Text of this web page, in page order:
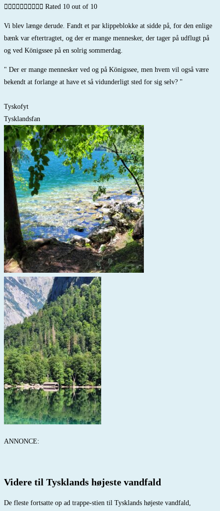
          Rated 10 out of 10
Vi blev længe derude. Fandt et par klippeblokke at sidde på, for den enlige
bænk var eftertragtet, og der er mange mennesker, der tager på udflugt på
og ved Königssee på en solrig sommerdag.
" Der er mange mennesker ved og på Königssee, men hvem vil også være
bekendt at forlange at have et så vidunderligt sted for sig selv? "
Tyskofyt
Tysklandsfan
ANNONCE:
Videre til Tysklands højeste vandfald
De fleste fortsatte op ad trappe-stien til Tysklands højeste vandfald,